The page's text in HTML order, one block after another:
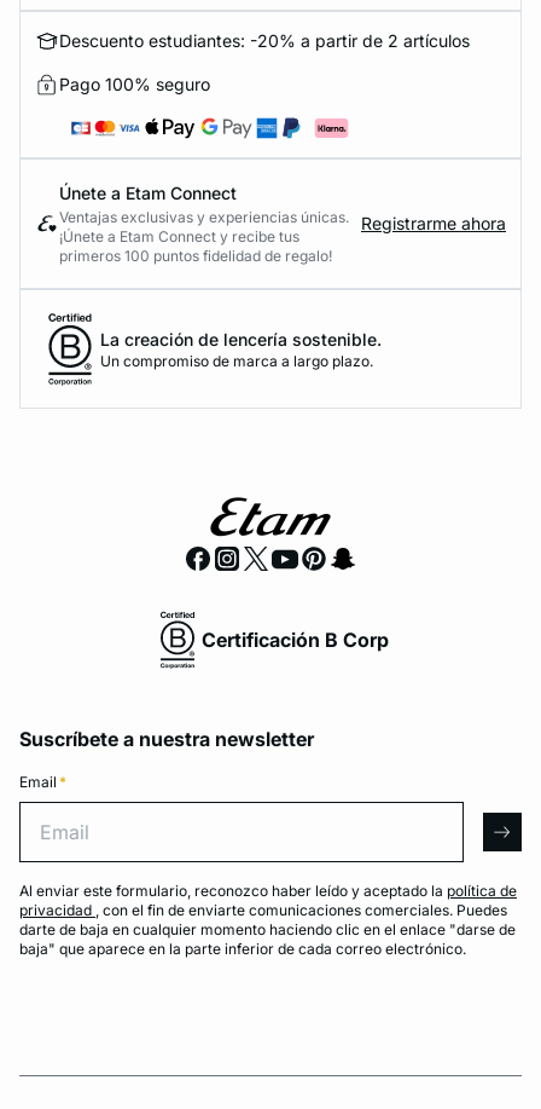
Descuento estudiantes: -20% a partir de 2 artículos
Pago 100% seguro
Únete a Etam Connect
Ventajas exclusivas y experiencias únicas.
¡Únete a Etam Connect y recibe tus
primeros 100 puntos fidelidad de regalo!
Registrarme ahora
La creación de lencería sostenible.
Un compromiso de marca a largo plazo.
Certificación B Corp
Suscríbete a nuestra newsletter
Email *
Al enviar este formulario, reconozco haber leído y aceptado la política de
privacidad , con el fin de enviarte comunicaciones comerciales. Puedes
darte de baja en cualquier momento haciendo clic en el enlace "darse de
baja" que aparece en la parte inferior de cada correo electrónico.